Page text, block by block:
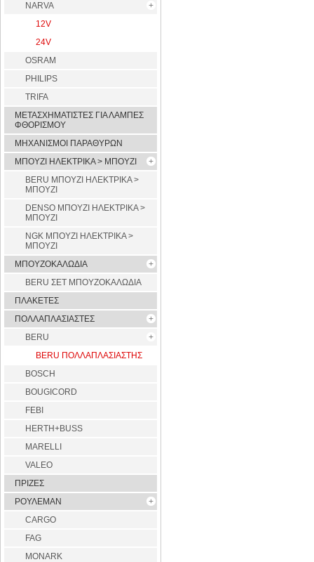
NARVA
12V
24V
OSRAM
PHILIPS
TRIFA
ΜΕΤΑΣΧΗΜΑΤΙΣΤΕΣ ΓΙΑ ΛΑΜΠΕΣ
ΦΘΟΡΙΣΜΟΥ
ΜΗΧΑΝΙΣΜΟΙ ΠΑΡΑΘΥΡΩΝ
ΜΠΟΥΖΙ ΗΛΕΚΤΡΙΚΑ > ΜΠΟΥΖΙ
BERU ΜΠΟΥΖΙ ΗΛΕΚΤΡΙΚΑ >
ΜΠΟΥΖΙ
DENSO ΜΠΟΥΖΙ ΗΛΕΚΤΡΙΚΑ >
ΜΠΟΥΖΙ
NGK ΜΠΟΥΖΙ ΗΛΕΚΤΡΙΚΑ >
ΜΠΟΥΖΙ
ΜΠΟΥΖΟΚΑΛΩΔΙΑ
BERU ΣΕΤ ΜΠΟΥΖΟΚΑΛΩΔΙΑ
ΠΛΑΚΕΤΕΣ
ΠΟΛΛΑΠΛΑΣΙΑΣΤΕΣ
BERU
BERU ΠΟΛΛΑΠΛΑΣΙΑΣΤΗΣ
BOSCH
BOUGICORD
FEBI
HERTH+BUSS
MARELLI
VALEO
ΠΡΙΖΕΣ
ΡΟΥΛΕΜΑΝ
CARGO
FAG
MONARK